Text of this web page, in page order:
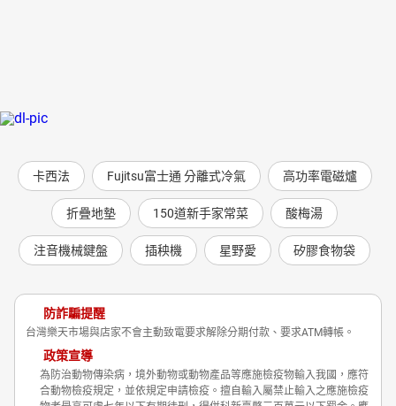
卡西法 Fujitsu富士通 分離式冷氣 高功率電磁爐
折疊地墊 150道新手家常菜 酸梅湯
注音機械鍵盤 插秧機 星野愛 矽膠食物袋
防詐騙提醒
台灣樂天市場與店家不會主動致電要求解除分期付款、要求ATM轉帳。
政策宣導
為防治動物傳染病，境外動物或動物產品等應施檢疫物輸入我國，應符
合動物檢疫規定，並依規定申請檢疫。擅自輸入屬禁止輸入之應施檢疫